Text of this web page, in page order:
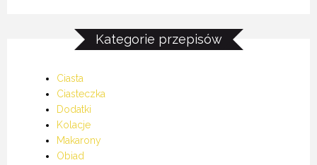
Kategorie przepisów
Ciasta
Ciasteczka
Dodatki
Kolacje
Makarony
Obiad